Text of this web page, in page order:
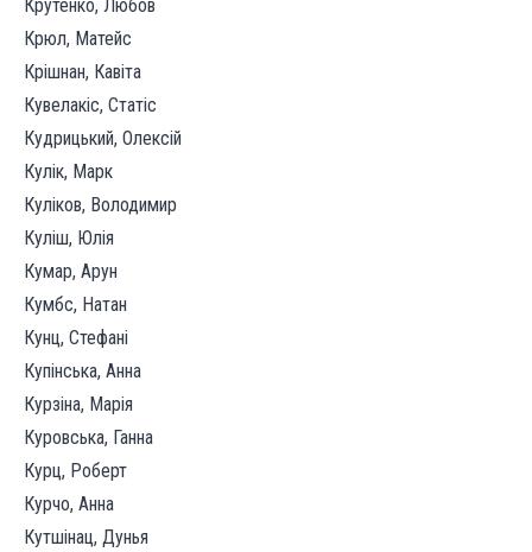
Крутенко, Любов
Крюл, Матейс
Крішнан, Кавіта
Кувелакіс, Статіс
Кудрицький, Олексій
Кулік, Марк
Куліков, Володимир
Куліш, Юлія
Кумар, Арун
Кумбс, Натан
Кунц, Стефані
Купінська, Анна
Курзіна, Марія
Куровська, Ганна
Курц, Роберт
Курчо, Анна
Кутшінац, Дунья